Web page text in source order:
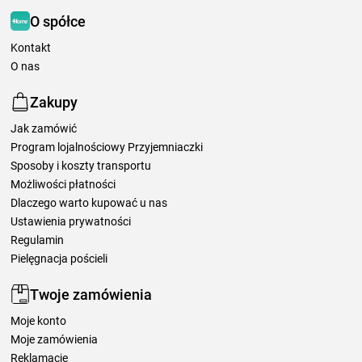
O spółce
Kontakt
O nas
Zakupy
Jak zamówić
Program lojalnościowy Przyjemniaczki
Sposoby i koszty transportu
Możliwości płatności
Dlaczego warto kupować u nas
Ustawienia prywatności
Regulamin
Pielęgnacja pościeli
Twoje zamówienia
Moje konto
Moje zamówienia
Reklamacje